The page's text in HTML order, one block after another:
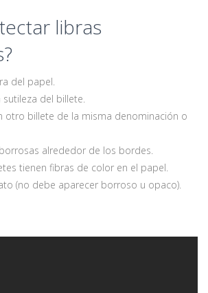
libras
del papel.
del billete.
otro billete de la misma denominación o
alrededor de los bordes.
tienen fibras de color en el papel.
(no debe aparecer borroso u opaco).